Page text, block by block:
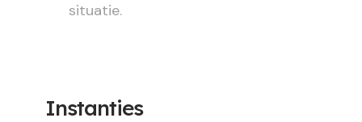
situatie.
Instanties